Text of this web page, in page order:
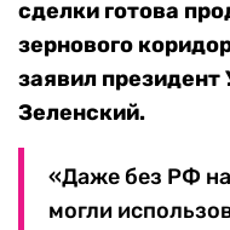
сделки готова
зернового
заявил
Зеленский.
«Даже без РФ
могли